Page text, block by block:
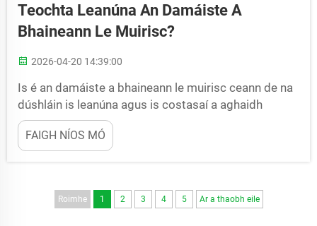
Teochta Leanúna An Damáiste A
Bhaineann Le Muirisc?
2026-04-20 14:39:00
Is é an damáiste a bhaineann le muirisc ceann de na
dúshláin is leanúna agus is costasaí a aghaidh
áiseanna tionsclaíochta, foirgnimh trádála agus
timpeallachta stórála speisialta. Nuair a thagann
leibhéil an fhuaránas thar na raonta oiriúnacha,
FAIGH NÍOS MÓ
Roimhe 1 2 3 4 5 Ar a thaobh eile